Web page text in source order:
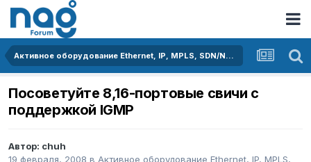
Активное оборудование Ethernet, IP, MPLS, SDN/NFV...
Посоветуйте 8,16-портовые свичи с
поддержкой IGMP
Автор: chuh
19 февраля, 2008 в Активное оборудование Ethernet, IP, MPLS,